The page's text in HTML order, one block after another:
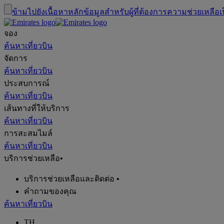
ข้ามไปยังเนื้อหาหลักข้อมูลสำหรับผู้ที่ต้องการความช่วยเหลือเ
จอง
ค้นหาเที่ยวบิน
จัดการ
ค้นหาเที่ยวบิน
ประสบการณ์
ค้นหาเที่ยวบิน
เส้นทางที่ให้บริการ
ค้นหาเที่ยวบิน
การสะสมไมล์
ค้นหาเที่ยวบิน
บริการช่วยเหลือ•
บริการช่วยเหลือและติดต่อ •
คำถามของคุณ
ค้นหาเที่ยวบิน
TH